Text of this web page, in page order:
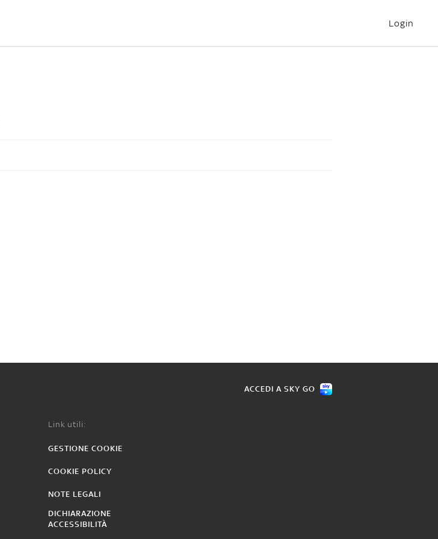
Login
ACCEDI A SKY GO
Link utili:
GESTIONE COOKIE
COOKIE POLICY
NOTE LEGALI
DICHIARAZIONE
ACCESSIBILITÀ